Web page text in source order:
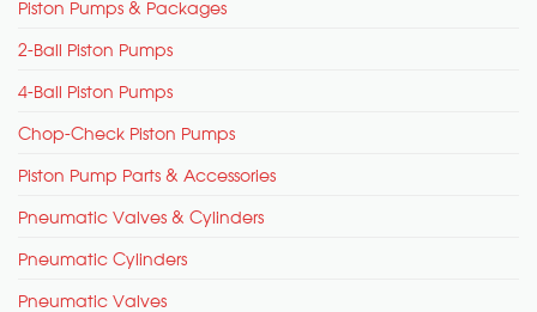
Piston Pumps & Packages
2-Ball Piston Pumps
4-Ball Piston Pumps
Chop-Check Piston Pumps
Piston Pump Parts & Accessories
Pneumatic Valves & Cylinders
Pneumatic Cylinders
Pneumatic Valves